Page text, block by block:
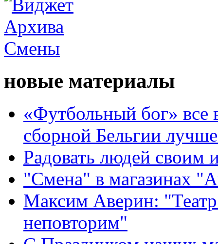
новые материалы
«Футбольный бог» все
сборной Бельгии
Радовать людей своим
"Смена" в магазинах
Максим Аверин:
неповторим"